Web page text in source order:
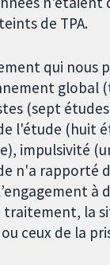
de TPA.
qui nous
global
(sept
l'étude (huit
impulsivité
n'a rapporté
à
la
ceux de la